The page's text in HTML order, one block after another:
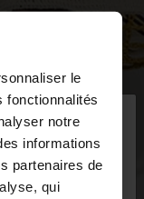
le
fonctionnalités
notre
informations
partenaires de
qui
×
Voulez-vous